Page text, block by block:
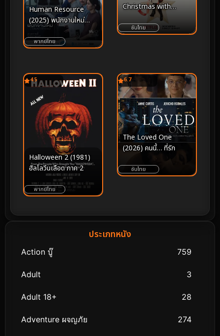
Human Resource
(2025) พนักงานใหม่
(โปรดรับไว้พิจารณา)
พากย์ไทย
Christmas with
Sabrina Carpenter
คริสต์มาสไร้สาระกับซาบรี
ซับไทย
4.5
Halloween 2 (1981)
ฮัลโลวีนเลือด ภาค 2
พากย์ไทย
6.7
The Loved One
(2026) คนนี้… ที่รัก
ซับไทย
ประเภทหนัง
Action บู๊ 759
Adult 3
Adult 18+ 28
Adventure ผจญภัย 274